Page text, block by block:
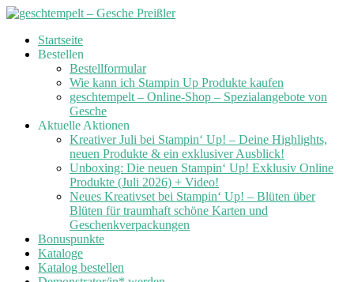
Skip
Startseite
Bestellen
Bestellformular
Wie kann ich Stampin Up Produkte kaufen
geschtempelt – Online-Shop – Spezialangebote von
Gesche
Aktuelle Aktionen
Kreativer Juli bei Stampin‘ Up! – Deine Highlights,
neuen Produkte & ein exklusiver Ausblick!
Unboxing: Die neuen Stampin‘ Up! Exklusiv Online
Produkte (Juli 2026) + Video!
Neues Kreativset bei Stampin‘ Up! – Blüten über
Blüten für traumhaft schöne Karten und
Geschenkverpackungen
Bonuspunkte
Kataloge
Katalog bestellen